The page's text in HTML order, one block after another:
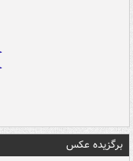
برگزیده عکس